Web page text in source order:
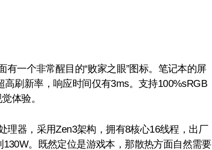
一个非常醒目的“败家之眼”图标。笔记本的屏
刷新率，响应时间仅有3ms。支持100%sRGB
体验。
器，采用Zen3架构，拥有8核心16线程，出厂
。既然定位是游戏本，那散热方面自然需要